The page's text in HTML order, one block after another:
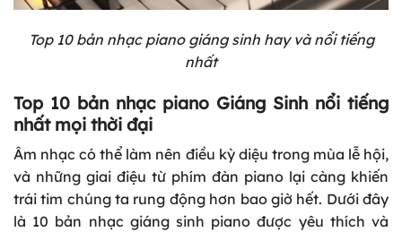
Top 10 bản nhạc piano giáng sinh hay và nổi tiếng
nhất
Top 10 bản nhạc piano Giáng Sinh nổi tiếng
nhất mọi thời đại
Âm nhạc có thể làm nên điều kỳ diệu trong mùa lễ hội,
và những giai điệu từ phím đàn piano lại càng khiến
trái tim chúng ta rung động hơn bao giờ hết. Dưới đây
là 10 bản nhạc giáng sinh piano được yêu thích và